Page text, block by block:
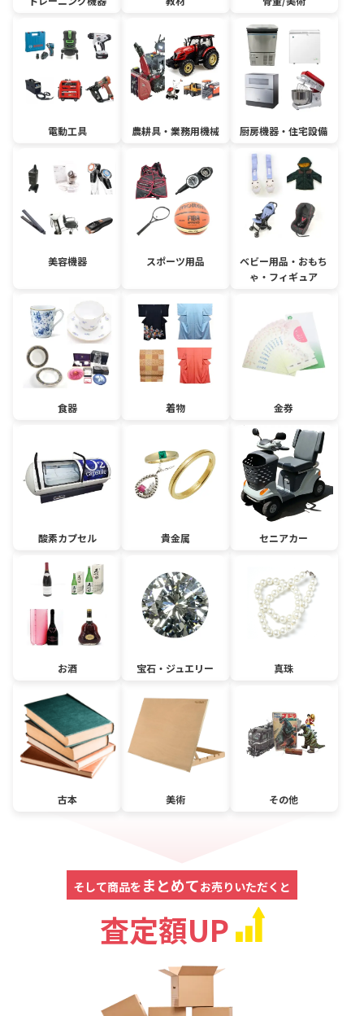
電動工具 農耕具・業務用機械 厨房機器・住宅設備
美容機器 スポーツ用品
ベビー用品・おもち
ゃ・フィギュア
食器 着物 金券
酸素カプセル 貴金属 セニアカー
お酒 宝石・ジュエリー 真珠
古本 美術 その他
そして商品を まとめてお売りいただくと
査定額UP